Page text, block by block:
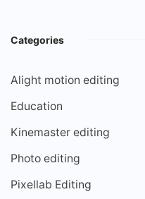
Categories
Alight motion editing
Education
Kinemaster editing
Photo editing
Pixellab Editing